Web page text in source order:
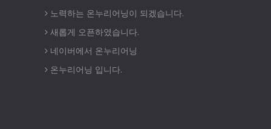
노력하는 온누리어닝이 되겠습니다.
새롭게 오픈하였습니다.
네이버에서 온누리어닝
온누리어닝 입니다.